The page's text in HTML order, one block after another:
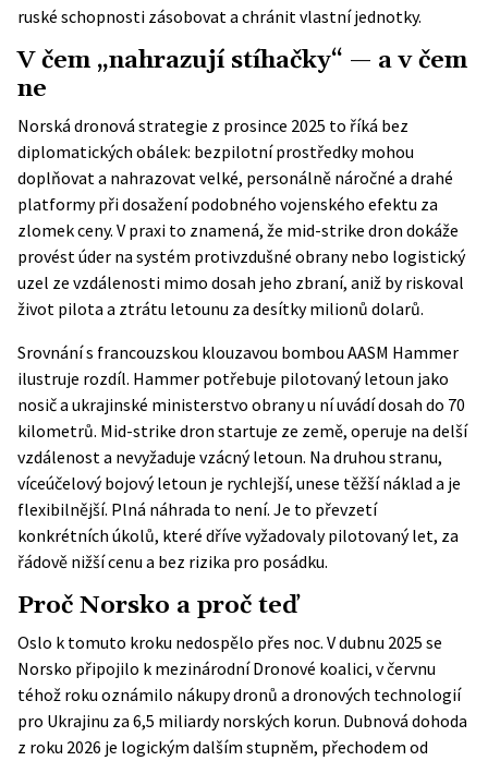
ruské schopnosti zásobovat a chránit vlastní jednotky.
V čem „nahrazují stíhačky“ — a v čem
ne
Norská dronová strategie z prosince 2025 to říká bez
diplomatických obálek: bezpilotní prostředky mohou
doplňovat a nahrazovat velké, personálně náročné a drahé
platformy při dosažení podobného vojenského efektu za
zlomek ceny. V praxi to znamená, že mid-strike dron dokáže
provést úder na systém protivzdušné obrany nebo logistický
uzel ze vzdálenosti mimo dosah jeho zbraní, aniž by riskoval
život pilota a ztrátu letounu za desítky milionů dolarů.
Srovnání s francouzskou klouzavou bombou AASM Hammer
ilustruje rozdíl. Hammer potřebuje pilotovaný letoun jako
nosič a ukrajinské ministerstvo obrany u ní uvádí dosah do 70
kilometrů. Mid-strike dron startuje ze země, operuje na delší
vzdálenost a nevyžaduje vzácný letoun. Na druhou stranu,
víceúčelový bojový letoun je rychlejší, unese těžší náklad a je
flexibilnější. Plná náhrada to není. Je to převzetí
konkrétních úkolů, které dříve vyžadovaly pilotovaný let, za
řádově nižší cenu a bez rizika pro posádku.
Proč Norsko a proč teď
Oslo k tomuto kroku nedospělo přes noc. V dubnu 2025 se
Norsko připojilo k mezinárodní Dronové koalici, v červnu
téhož roku oznámilo nákupy dronů a dronových technologií
pro Ukrajinu za 6,5 miliardy norských korun. Dubnová dohoda
z roku 2026 je logickým dalším stupněm, přechodem od